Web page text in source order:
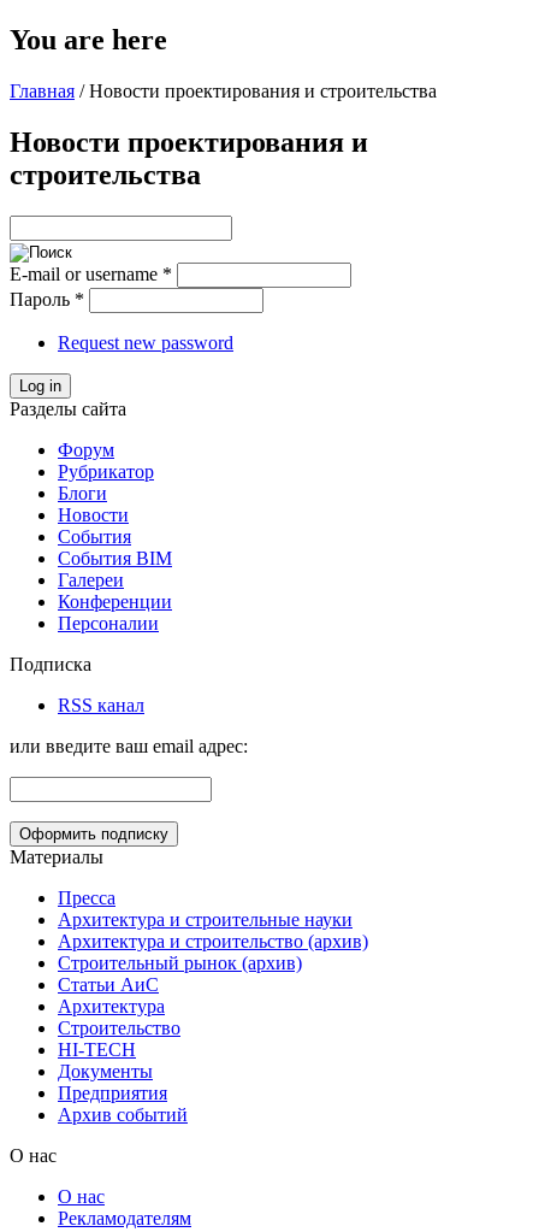
You are here
Главная / Новости проектирования и строительства
Новости проектирования и
строительства
E-mail or username *
Пароль *
Request new password
Log in
Разделы сайта
Форум
Рубрикатор
Блоги
Новости
События
События BIM
Галереи
Конференции
Персоналии
Подписка
RSS канал
или введите ваш email адрес:
Материалы
Пресса
Архитектура и строительные науки
Архитектура и строительство (архив)
Строительный рынок (архив)
Статьи АиС
Архитектура
Строительство
HI-TECH
Документы
Предприятия
Архив событий
О нас
О нас
Рекламодателям